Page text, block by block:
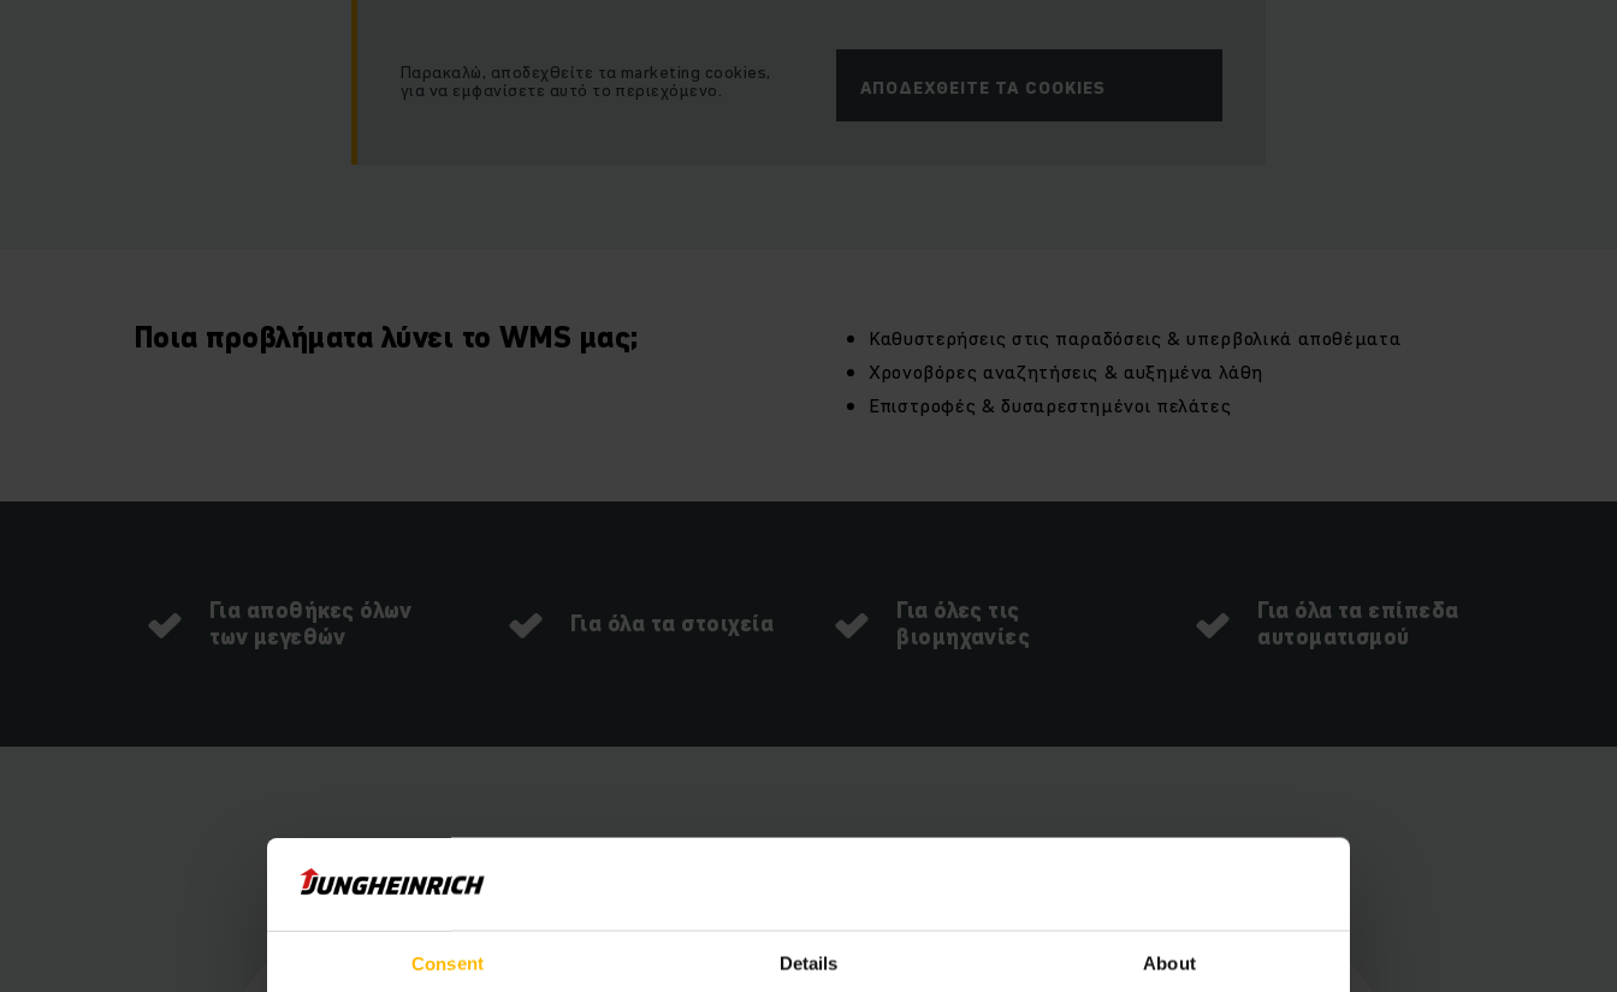
Consent Details About
Παρακαλώ, αποδεχθείτε τα marketing cookies,
για να εμφανίσετε αυτό το περιεχόμενο. ΑΠΟΔΕΧΘΕΊΤΕ ΤΑ COOKIES
Ποια προβλήματα λύνει το WMS μας;
Καθυστερήσεις στις παραδόσεις & υπερβολικά αποθέματα
Χρονοβόρες αναζητήσεις & αυξημένα λάθη
Επιστροφές & δυσαρεστημένοι πελάτες
Για αποθήκες όλων
των μεγεθών
Για όλα τα στοιχεία
Για όλες τις
βιομηχανίες
Για όλα τα επίπεδα
αυτοματισμού
Τα βασικά πλεονεκτήματα με μια ματιά